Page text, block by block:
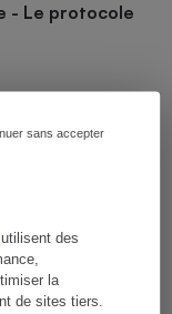
utilisent des
la
de sites tiers.
sans accepter
- Le protocole